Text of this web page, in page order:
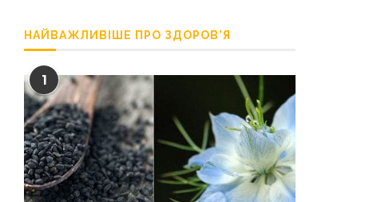
НАЙВАЖЛИВІШЕ ПРО ЗДОРОВ’Я
1